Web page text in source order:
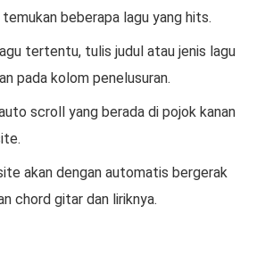
beberapa lagu yang hits.
tertentu, tulis judul atau jenis lagu
pada kolom penelusuran.
scroll yang berada di pojok kanan
akan dengan automatis bergerak
chord gitar dan liriknya.